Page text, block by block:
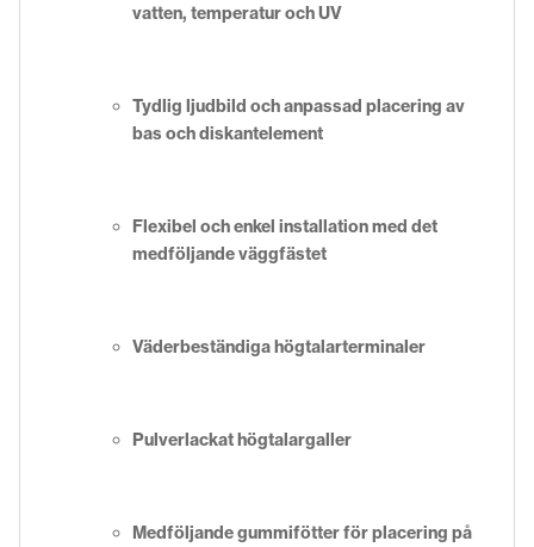
vatten, temperatur och UV
Tydlig ljudbild och anpassad placering av
bas och diskantelement
Flexibel och enkel installation med det
medföljande väggfästet
Väderbeständiga högtalarterminaler
Pulverlackat högtalargaller
Medföljande gummifötter för placering på